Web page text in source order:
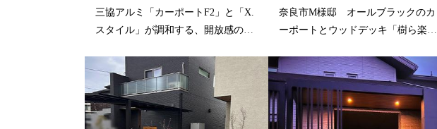
三協アルミ「カーポートF2」と「X.
スタイル」が調和する、開放感のあ
奈良市M様邸 オールブラックのカ
ーポートとウッドデッキ「樹ら楽ス